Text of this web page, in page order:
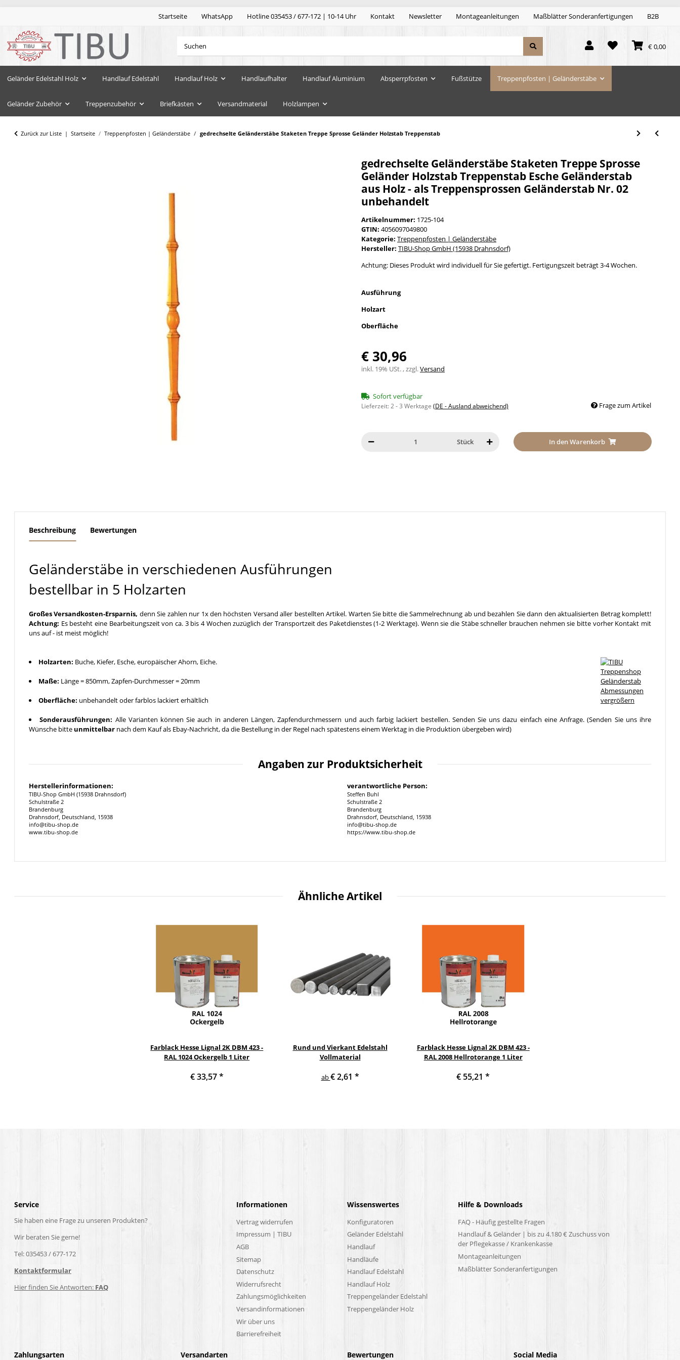
Startseite WhatsApp Hotline 035453 / 677-172 | 10-14 Uhr Kontakt Newsletter Montageanleitungen Maßblätter Sonderanfertigungen B2B
€ 0,00
Geländer Edelstahl Holz Handlauf Edelstahl Handlauf Holz Handlaufhalter Handlauf Aluminium Absperrpfosten Fußstütze Treppenpfosten | Geländerstäbe
Geländer Zubehör Treppenzubehör Briefkästen Versandmaterial Holzlampen
Zurück zur Liste Startseite Treppenpfosten | Geländerstäbe gedrechselte Geländerstäbe Staketen Treppe Sprosse Geländer Holzstab Treppenstab
gedrechselte Geländerstäbe Staketen Treppe Sprosse
Geländer Holzstab Treppenstab Esche Geländerstab
aus Holz - als Treppensprossen Geländerstab Nr. 02
unbehandelt
Artikelnummer: 1725-104
GTIN: 4056097049800
Kategorie: Treppenpfosten | Geländerstäbe
Hersteller: TIBU-Shop GmbH (15938 Drahnsdorf)
Achtung: Dieses Produkt wird individuell für Sie gefertigt. Fertigungszeit beträgt 3-4 Wochen.
Ausführung
Holzart
Oberfläche
€ 30,96
inkl. 19% USt. , zzgl.Versand
Sofort verfügbar
Lieferzeit:2 - 3 Werktage (DE - Ausland abweichend) Frage zum Artikel
Stück In den Warenkorb
Beschreibung Bewertungen
Geländerstäbe in verschiedenen Ausführungen
bestellbar in 5 Holzarten
Großes Versandkosten-Ersparnis, denn Sie zahlen nur 1x den höchsten Versand aller bestellten Artikel. Warten Sie bitte die Sammelrechnung ab und bezahlen Sie dann den aktualisierten Betrag komplett!
Achtung: Es besteht eine Bearbeitungszeit von ca. 3 bis 4 Wochen zuzüglich der Transportzeit des Paketdienstes (1-2 Werktage). Wenn sie die Stäbe schneller brauchen nehmen sie bitte vorher Kontakt mit
uns auf - ist meist möglich!
Holzarten: Buche, Kiefer, Esche, europäischer Ahorn, Eiche.
Maße: Länge = 850mm, Zapfen-Durchmesser = 20mm
Oberfläche: unbehandelt oder farblos lackiert erhältlich vergrößern
Sonderausführungen: Alle Varianten können Sie auch in anderen Längen, Zapfendurchmessern und auch farbig lackiert bestellen. Senden Sie uns dazu einfach eine Anfrage. (Senden Sie uns ihre
Wünsche bitte unmittelbar nach dem Kauf als Ebay-Nachricht, da die Bestellung in der Regel nach spätestens einem Werktag in die Produktion übergeben wird)
Angaben zur Produktsicherheit
Herstellerinformationen:
TIBU-Shop GmbH (15938 Drahnsdorf)
Schulstraße 2
Brandenburg
Drahnsdorf, Deutschland, 15938
info@tibu-shop.de
www.tibu-shop.de
verantwortliche Person:
Steffen Buhl
Schulstraße 2
Brandenburg
Drahnsdorf, Deutschland, 15938
info@tibu-shop.de
https://www.tibu-shop.de
Ähnliche Artikel
Farblack Hesse Lignal 2K DBM 423 -
RAL 1024 Ockergelb 1 Liter
€ 33,57*
Rund und Vierkant Edelstahl
Vollmaterial
ab€ 2,61 *
Farblack Hesse Lignal 2K DBM 423 -
RAL 2008 Hellrotorange 1 Liter
€ 55,21*
Service
Sie haben eine Frage zu unseren Produkten?
Wir beraten Sie gerne!
Tel: 035453 / 677-172
Kontaktformular
Hier finden Sie Antworten: FAQ
Informationen
Vertrag widerrufen
Impressum | TIBU
AGB
Sitemap
Datenschutz
Widerrufsrecht
Zahlungsmöglichkeiten
Versandinformationen
Wir über uns
Barrierefreiheit
Wissenswertes
Konfiguratoren
Geländer Edelstahl
Handlauf
Handläufe
Handlauf Edelstahl
Handlauf Holz
Treppengeländer Edelstahl
Treppengeländer Holz
Hilfe & Downloads
FAQ - Häufig gestellte Fragen
Handlauf & Geländer | bis zu 4.180 € Zuschuss von
der Pflegekasse / Krankenkasse
Montageanleitungen
Maßblätter Sonderanfertigungen
Zahlungsarten Versandarten Bewertungen Social Media